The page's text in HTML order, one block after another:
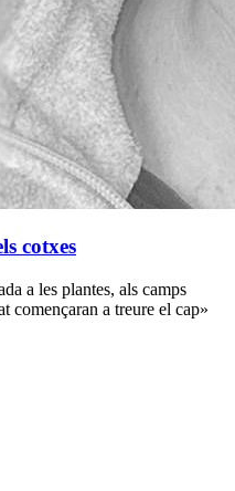
cotxes
a les plantes, als camps
començaran a treure el cap»